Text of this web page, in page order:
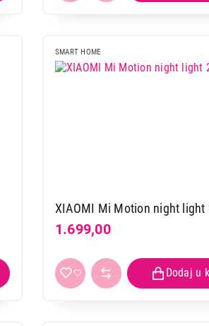
SMART HOME
XIAOMI Mi Motion night light
1.699,00